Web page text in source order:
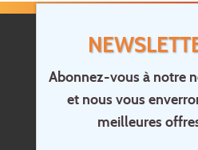
Abonnez-vous à notre
et nous vous
meilleures
Accueil
Contact